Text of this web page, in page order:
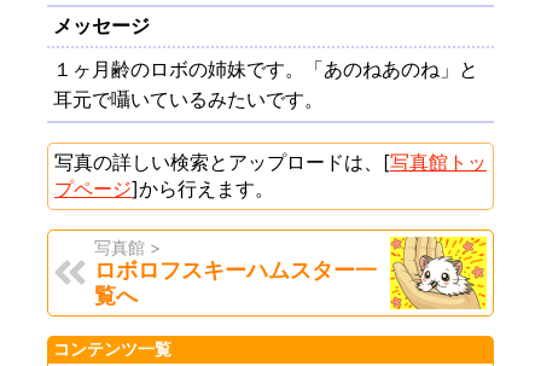
メッセージ
１ヶ月齢のロボの姉妹です。「あのねあのね」と
耳元で囁いているみたいです。
写真の詳しい検索とアップロードは、[写真館トッ
プページ]から行えます。
写真館 >
ロボロフスキーハムスター一
覧へ
コンテンツ一覧